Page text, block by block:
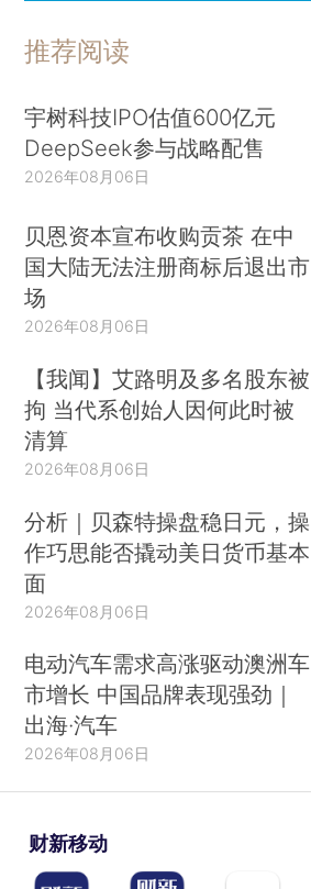
推荐阅读
宇树科技IPO估值600亿元
DeepSeek参与战略配售
2026年08月06日
贝恩资本宣布收购贡茶 在中
国大陆无法注册商标后退出市
场
2026年08月06日
【我闻】艾路明及多名股东被
拘 当代系创始人因何此时被
清算
2026年08月06日
分析｜贝森特操盘稳日元，操
作巧思能否撬动美日货币基本
面
2026年08月06日
电动汽车需求高涨驱动澳洲车
市增长 中国品牌表现强劲｜
出海·汽车
2026年08月06日
财新移动